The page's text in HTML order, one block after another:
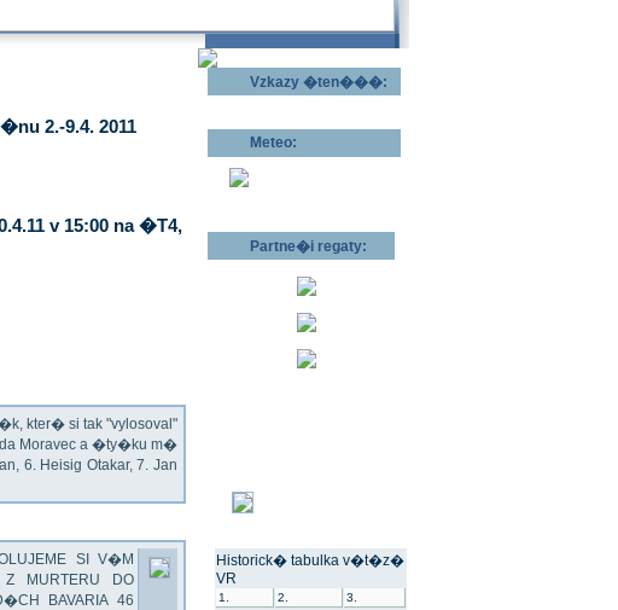
2.-9.4. 2011
v 15:00 na �T4,
kter� si tak "vylosoval"
Moravec a �ty�ku m�
6. Heisig Otakar, 7. Jan
SI V�M
MURTERU DO
BAVARIA 46
Vzkazy �ten���:
Meteo:
Partne�i regaty:
Historick� tabulka v�t�z�
VR
1. 2. 3.